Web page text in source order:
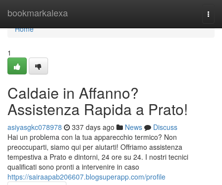
bookmarkalexa
Home
Home
1
Caldaie in Affanno?
Assistenza Rapida a Prato!
asiyasgkc078978 337 days ago News
Discuss
Hai un problema con la tua apparecchio termico? Non
preoccuparti, siamo qui per aiutarti! Offriamo assistenza
tempestiva a Prato e dintorni, 24 ore su 24. I nostri tecnici
qualificati sono pronti a intervenire in caso
https://sairaapab206607.blogsuperapp.com/profile